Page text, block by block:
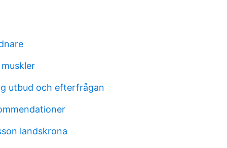
utbud och efterfrågan
landskrona